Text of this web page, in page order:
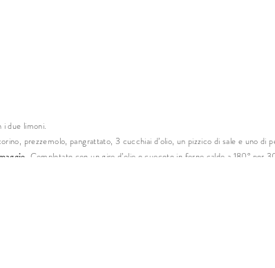
i due limoni.
prezzemolo, pangrattato, 3 cucchiai d’olio, un pizzico di sale e uno di
. Completate con un giro d’olio e cuocete in forno caldo a 180° per